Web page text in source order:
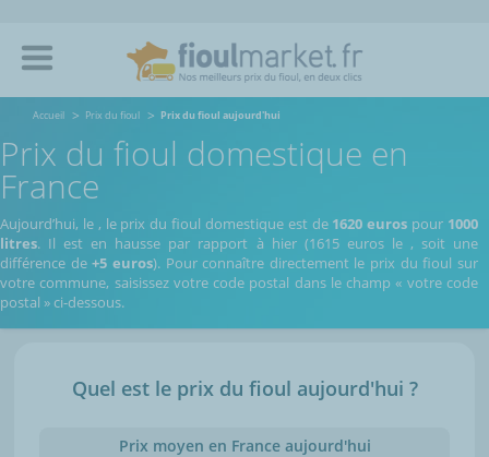
Accueil Prix du fioul Prix du fioul aujourd'hui
Prix du fioul domestique en
France
Aujourd’hui, le , le prix du fioul domestique est de 1620 euros pour 1000
litres. Il est en hausse par rapport à hier (1615 euros le , soit une
différence de+5 euros). Pour connaître directement le prix du fioul sur
votre commune, saisissez votre code postal dans le champ « votre code
postal » ci-dessous.
Quel est le prix du fioul aujourd'hui ?
Prix moyen en France aujourd'hui